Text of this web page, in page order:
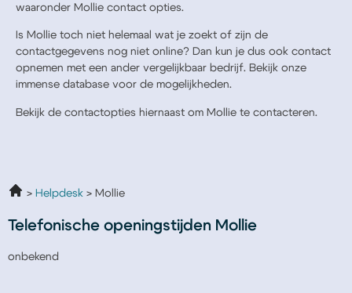
waaronder Mollie contact opties.
Is Mollie toch niet helemaal wat je zoekt of zijn de
contactgegevens nog niet online? Dan kun je dus ook contact
opnemen met een ander vergelijkbaar bedrijf. Bekijk onze
immense database voor de mogelijkheden.
Bekijk de contactopties hiernaast om Mollie te contacteren.
Helpdesk Mollie
Telefonische openingstijden Mollie
onbekend